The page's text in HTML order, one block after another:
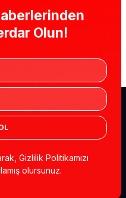
Olun!
Gizlilik Politikamızı
olursunuz.